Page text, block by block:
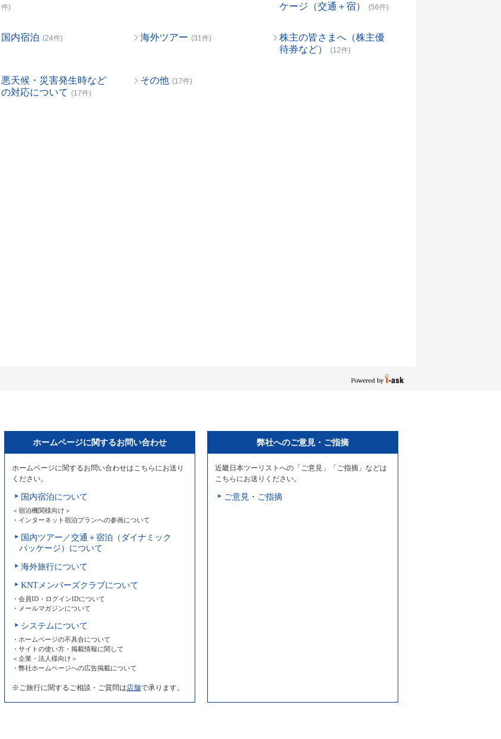
件)
ケージ（交通＋宿）
(56件)
国内宿泊 (24件) 海外ツアー (31件)
株主の皆さまへ（株主優
待券など）
(12件)
悪天候・災害発生時など
の対応について (17件)
その他 (17件)
ホームページに関するお問い合わせ
ホームページに関するお問い合わせはこちらにお送り
ください。
国内宿泊について
＜宿泊機関様向け＞
・インターネット宿泊プランへの参画について
国内ツアー／交通＋宿泊（ダイナミック
パッケージ）について
海外旅行について
KNTメンバーズクラブについて
・会員ID・ログインIDについて
・メールマガジンについて
システムについて
・ホームページの不具合について
・サイトの使い方・掲載情報に関して
＜企業・法人様向け＞
・弊社ホームページへの広告掲載について
※ご旅行に関するご相談・ご質問は店舗で承ります。
弊社へのご意見・ご指摘
近畿日本ツーリストへの「ご意見」「ご指摘」などは
こちらにお送りください。
ご意見・ご指摘